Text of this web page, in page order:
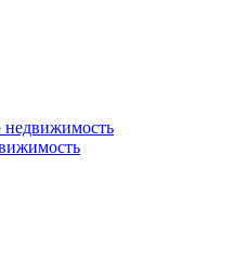
недвижимость